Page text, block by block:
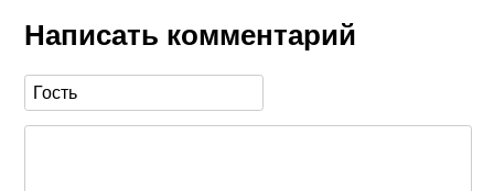
Написать комментарий